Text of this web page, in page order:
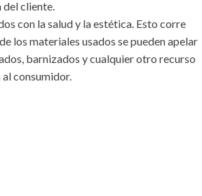
cliente.
con la salud y la estética. Esto corre
los materiales usados se pueden apelar
barnizados y cualquier otro recurso
consumidor.